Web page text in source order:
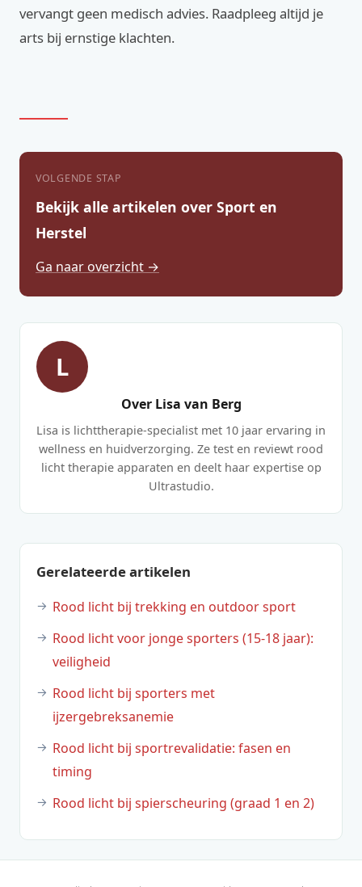
vervangt geen medisch advies. Raadpleeg altijd je
arts bij ernstige klachten.
VOLGENDE STAP
Bekijk alle artikelen over Sport en
Herstel
Ga naar overzicht →
L
Over Lisa van Berg
Lisa is lichttherapie-specialist met 10 jaar ervaring in
wellness en huidverzorging. Ze test en reviewt rood
licht therapie apparaten en deelt haar expertise op
Ultrastudio.
Gerelateerde artikelen
Rood licht bij trekking en outdoor sport
Rood licht voor jonge sporters (15-18 jaar):
veiligheid
Rood licht bij sporters met
ijzergebreksanemie
Rood licht bij sportrevalidatie: fasen en
timing
Rood licht bij spierscheuring (graad 1 en 2)